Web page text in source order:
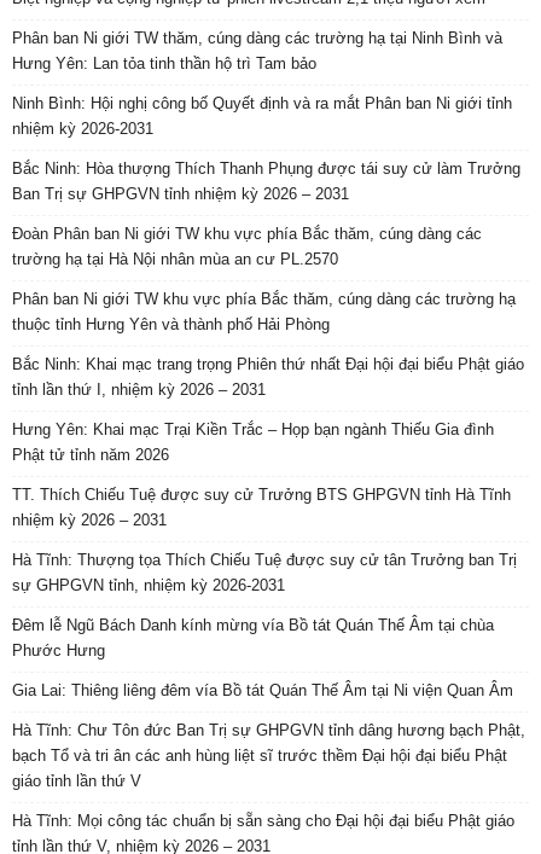
Phân ban Ni giới TW thăm, cúng dàng các trường hạ tại Ninh Bình và
Hưng Yên: Lan tỏa tinh thần hộ trì Tam bảo
Ninh Bình: Hội nghị công bố Quyết định và ra mắt Phân ban Ni giới tỉnh
nhiệm kỳ 2026-2031
Bắc Ninh: Hòa thượng Thích Thanh Phụng được tái suy cử làm Trưởng
Ban Trị sự GHPGVN tỉnh nhiệm kỳ 2026 – 2031
Đoàn Phân ban Ni giới TW khu vực phía Bắc thăm, cúng dàng các
trường hạ tại Hà Nội nhân mùa an cư PL.2570
Phân ban Ni giới TW khu vực phía Bắc thăm, cúng dàng các trường hạ
thuộc tỉnh Hưng Yên và thành phố Hải Phòng
Bắc Ninh: Khai mạc trang trọng Phiên thứ nhất Đại hội đại biểu Phật giáo
tỉnh lần thứ I, nhiệm kỳ 2026 – 2031
Hưng Yên: Khai mạc Trại Kiền Trắc – Họp bạn ngành Thiếu Gia đình
Phật tử tỉnh năm 2026
TT. Thích Chiếu Tuệ được suy cử Trưởng BTS GHPGVN tỉnh Hà Tĩnh
nhiệm kỳ 2026 – 2031
Hà Tĩnh: Thượng tọa Thích Chiếu Tuệ được suy cử tân Trưởng ban Trị
sự GHPGVN tỉnh, nhiệm kỳ 2026-2031
Đêm lễ Ngũ Bách Danh kính mừng vía Bồ tát Quán Thế Âm tại chùa
Phước Hưng
Gia Lai: Thiêng liêng đêm vía Bồ tát Quán Thế Âm tại Ni viện Quan Âm
Hà Tĩnh: Chư Tôn đức Ban Trị sự GHPGVN tỉnh dâng hương bạch Phật,
bạch Tổ và tri ân các anh hùng liệt sĩ trước thềm Đại hội đại biểu Phật
giáo tỉnh lần thứ V
Hà Tĩnh: Mọi công tác chuẩn bị sẵn sàng cho Đại hội đại biểu Phật giáo
tỉnh lần thứ V, nhiệm kỳ 2026 – 2031